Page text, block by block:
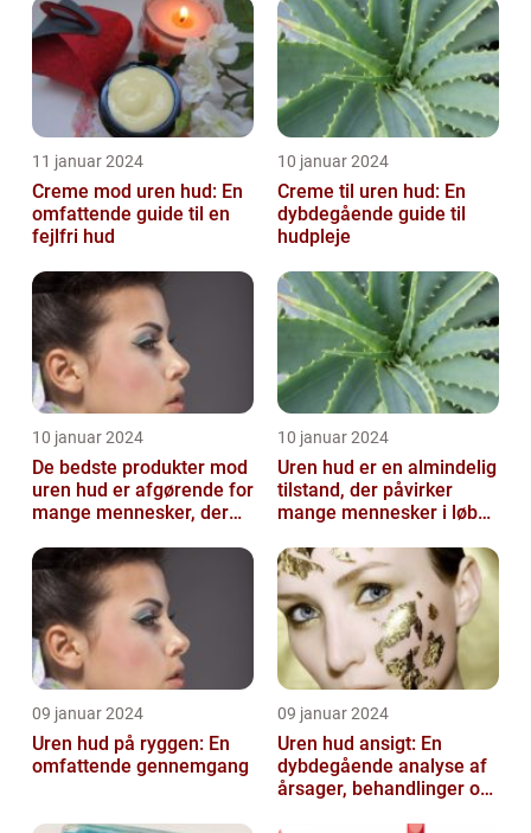
11 januar 2024
Creme mod uren hud: En
omfattende guide til en
fejlfri hud
10 januar 2024
Creme til uren hud: En
dybdegående guide til
hudpleje
10 januar 2024
De bedste produkter mod
uren hud er afgørende for
mange mennesker, der
almindelige hu...
10 januar 2024
Uren hud er en almindelig
tilstand, der påvirker
mange mennesker i løbet
09 januar 2024
Uren hud på ryggen: En
omfattende gennemgang
09 januar 2024
Uren hud ansigt: En
dybdegående analyse af
årsager, behandlinger og